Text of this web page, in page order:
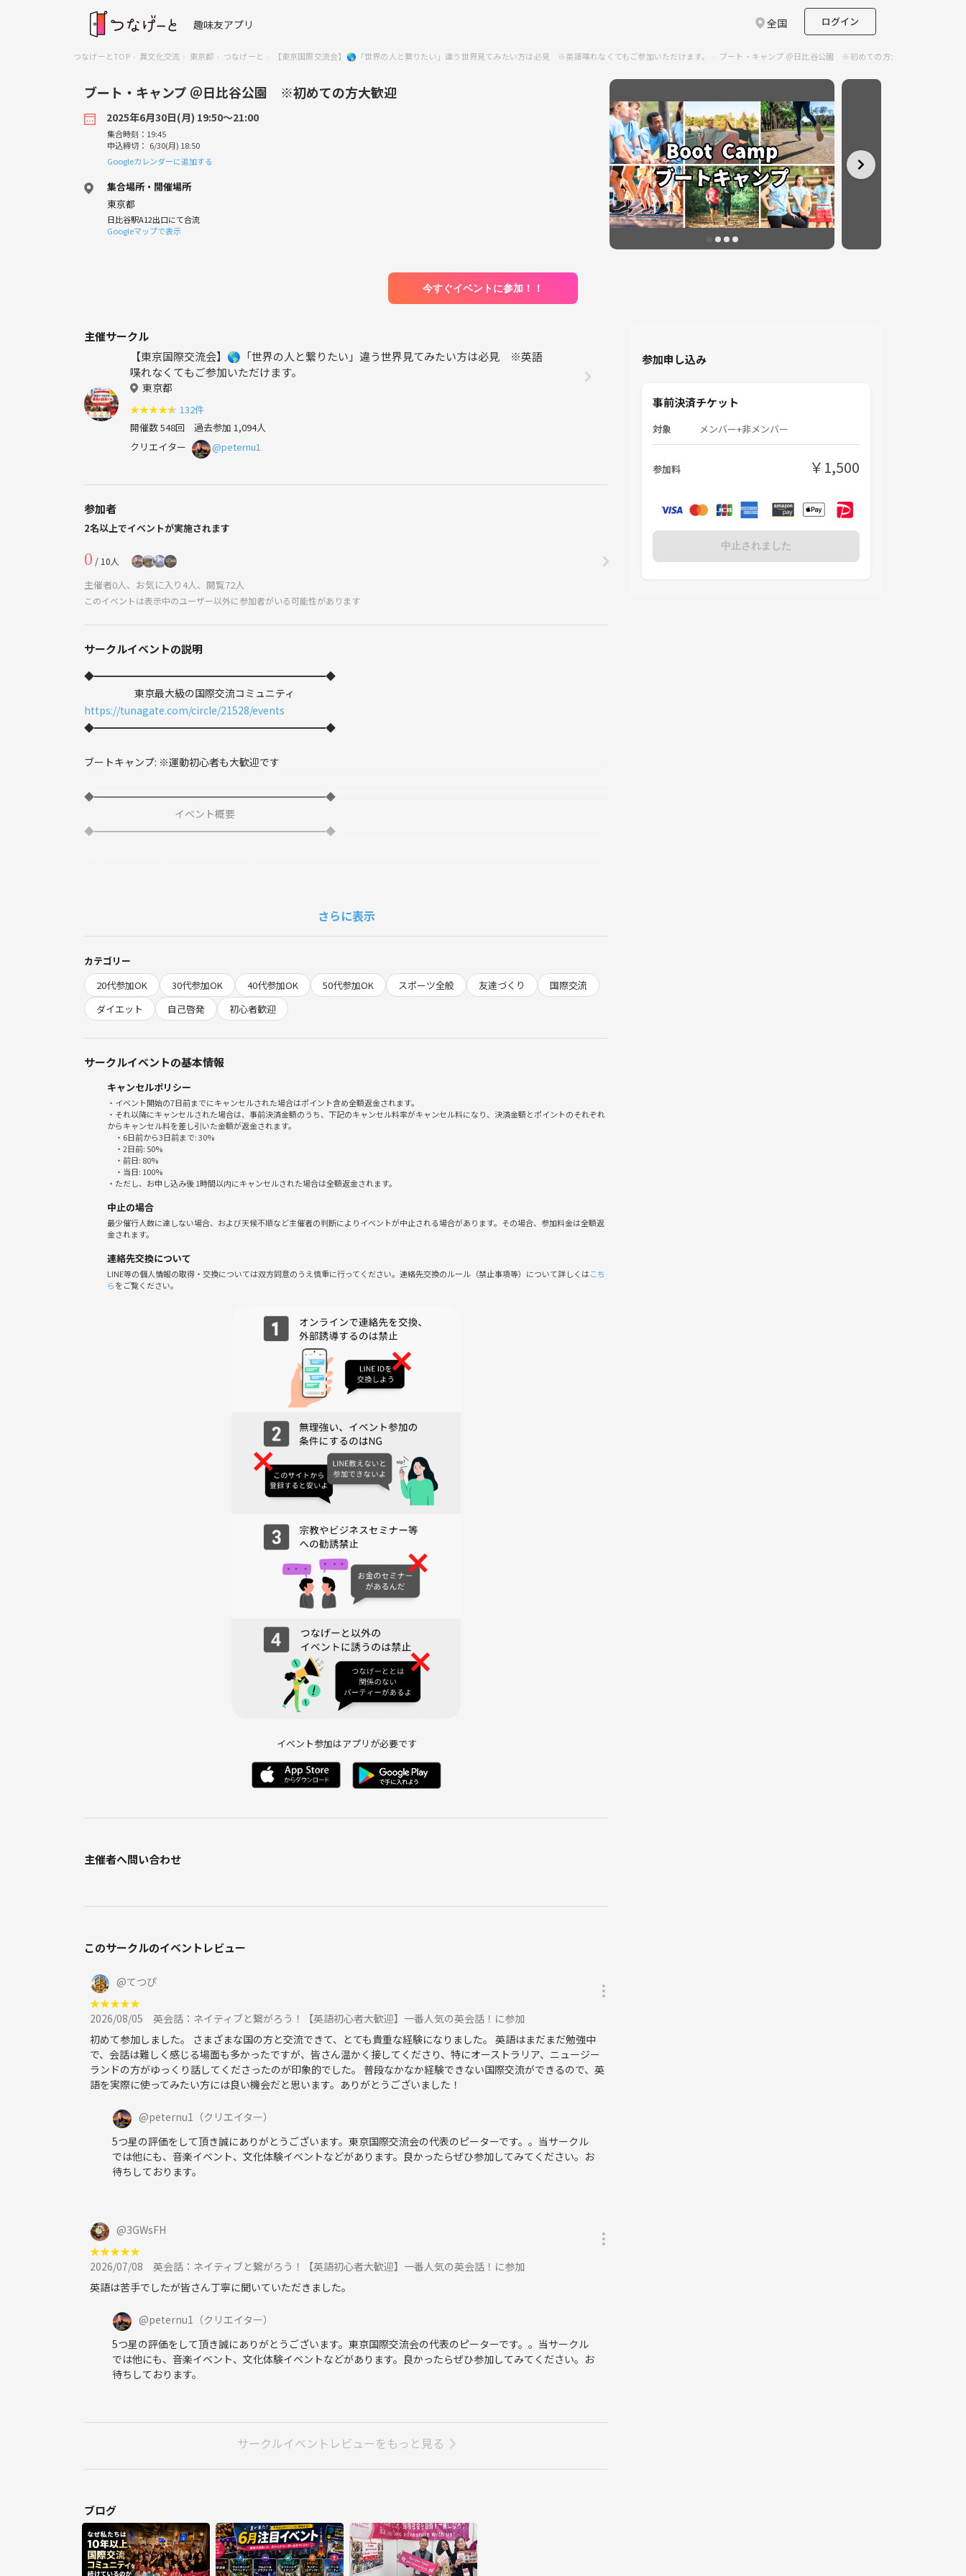
趣味友アプリ 全国 ログイン
つなげーとTOP 異文化交流 東京都 つなげーと 【東京国際交流会】🌎「世界の人と繋りたい」違う世界見てみたい方は必見 ※英語喋れなくてもご参加いただけます。 ブート・キャンプ ＠日比谷公園 ※初めての方大歓迎のサークルイ
ブート・キャンプ ＠日比谷公園 ※初めての方大歓迎
2025年6月30日(月) 19:50〜21:00
集合時刻：19:45
申込締切： 6/30(月) 18:50
Googleカレンダーに追加する
集合場所・開催場所
東京都
日比谷駅A12出口にて合流
Googleマップで表示
今すぐイベントに参加！！
主催サークル
【東京国際交流会】🌎「世界の人と繋りたい」違う世界見てみたい方は必見 ※英語
喋れなくてもご参加いただけます。
東京都
★★★★★ 132件
開催数 548回 過去参加 1,094人
クリエイター
@peternu1
参加者
2名以上でイベントが実施されます
0 / 10人
主催者0人、お気に入り4人、閲覧72人
このイベントは表示中のユーザー以外に参加者がいる可能性があります
サークルイベントの説明
◆━━━━━━━━━━━━━━━━━━━━━━━◆
東京最大級の国際交流コミュニティ
https://tunagate.com/circle/21528/events
◆━━━━━━━━━━━━━━━━━━━━━━━◆
ブートキャンプ: ※運動初心者も大歓迎です
◆━━━━━━━━━━━━━━━━━━━━━━━◆
イベント概要
◆━━━━━━━━━━━━━━━━━━━━━━━◆
ブートキャンプは何？
ダイエットや肉体改造に効果があるので、今年の夏までに健康な体を手に入れたい方ぜひ！
✨このイベントで得られるメリット✨
世界の方々とのご縁
運動したい方との出会い
ずっと繋がりを持てる友達
新しいライフスタイル
健康な体
▶このイベントには想いの近い人・同じ共通点の方が集まります
✨趣味や活動の場を広げて、類友との出会いで人生を変えませんか✨
イベントについて
◆━━━━━━━━━━━━━━━━━━━━━━━◆
■🕓【時間】19時50分～21時まで
◆━━━━━━━━━━━━━━━━━━━━━━━◆
◆━━━━━━━━━━━━━━━━━━━━━━━◆
スタッフは発生した負傷等に対してできる限り対応いたしますが、
すべての安全を確保できない場合があり、応急処置以上の責任は負えません。
◆━━━━━━━━━━━━━━━━━━━━━━━◆
ご都合が合わなかったり満席にてご参加できない場合には、他にも色々な企画がありますので、
さらに表示
カテゴリー
20代参加OK
30代参加OK 40代参加OK 50代参加OK スポーツ全般 友達づくり
国際交流
ダイエット
自己啓発 初心者歓迎
サークルイベントの基本情報
キャンセルポリシー
・イベント開始の7日前までにキャンセルされた場合はポイント含め全額返金されます。
・それ以降にキャンセルされた場合は、事前決済金額のうち、下記のキャンセル料率がキャンセル料になり、決済金額とポイントのそれぞれ
からキャンセル料を差し引いた金額が返金されます。
・6日前から3日前まで: 30%
・2日前: 50%
・前日: 80%
・当日: 100%
・ただし、お申し込み後 1時間以内にキャンセルされた場合は全額返金されます。
中止の場合
最少催行人数に達しない場合、および天候不順など主催者の判断によりイベントが中止される場合があります。その場合、参加料金は全額返
金されます。
連絡先交換について
LINE等の個人情報の取得・交換については双方同意のうえ慎重に行ってください。連絡先交換のルール（禁止事項等）について詳しくはこち
らをご覧ください。
イベント参加はアプリが必要です
主催者へ問い合わせ
このサークルのイベントレビュー
@てつぴ
★★★★★
2026/08/05
英会話：ネイティブと繋がろう！【英語初心者大歓迎】一番人気の英会話！に参加
初めて参加しました。 さまざまな国の方と交流できて、とても貴重な経験になりました。 英語はまだまだ勉強中
で、会話は難しく感じる場面も多かったですが、皆さん温かく接してくださり、特にオーストラリア、ニュージー
ランドの方がゆっくり話してくださったのが印象的でした。 普段なかなか経験できない国際交流ができるので、英
語を実際に使ってみたい方には良い機会だと思います。ありがとうございました！
@peternu1
（クリエイター）
5つ星の評価をして頂き誠にありがとうございます。東京国際交流会の代表のピーターです。。当サークル
では他にも、音楽イベント、文化体験イベントなどがあります。良かったらぜひ参加してみてください。お
待ちしております。
@3GWsFH
★★★★★
2026/07/08
英会話：ネイティブと繋がろう！【英語初心者大歓迎】一番人気の英会話！に参加
英語は苦手でしたが皆さん丁寧に聞いていただきました。
@peternu1
（クリエイター）
5つ星の評価をして頂き誠にありがとうございます。東京国際交流会の代表のピーターです。。当サークル
では他にも、音楽イベント、文化体験イベントなどがあります。良かったらぜひ参加してみてください。お
待ちしております。
サークルイベントレビューをもっと見る
ブログ
参加申し込み
事前決済チケット
対象 メンバー+非メンバー
参加料 ￥1,500
中止されました